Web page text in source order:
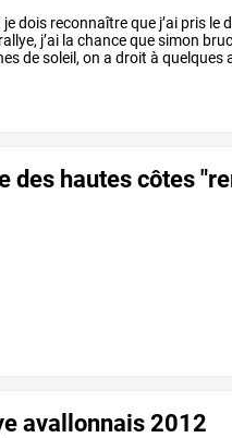
jedois reconnaîtreque j’ai pris le
rallye, j’ai la chancequesimon
desoleil, on a droit à quelques
des hautes côtes
avallonnais 2012